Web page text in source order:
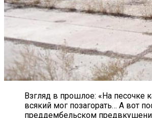
Взгляд в прошлое: «На песочке
всякий мог позагорать… А вот
преддембельском